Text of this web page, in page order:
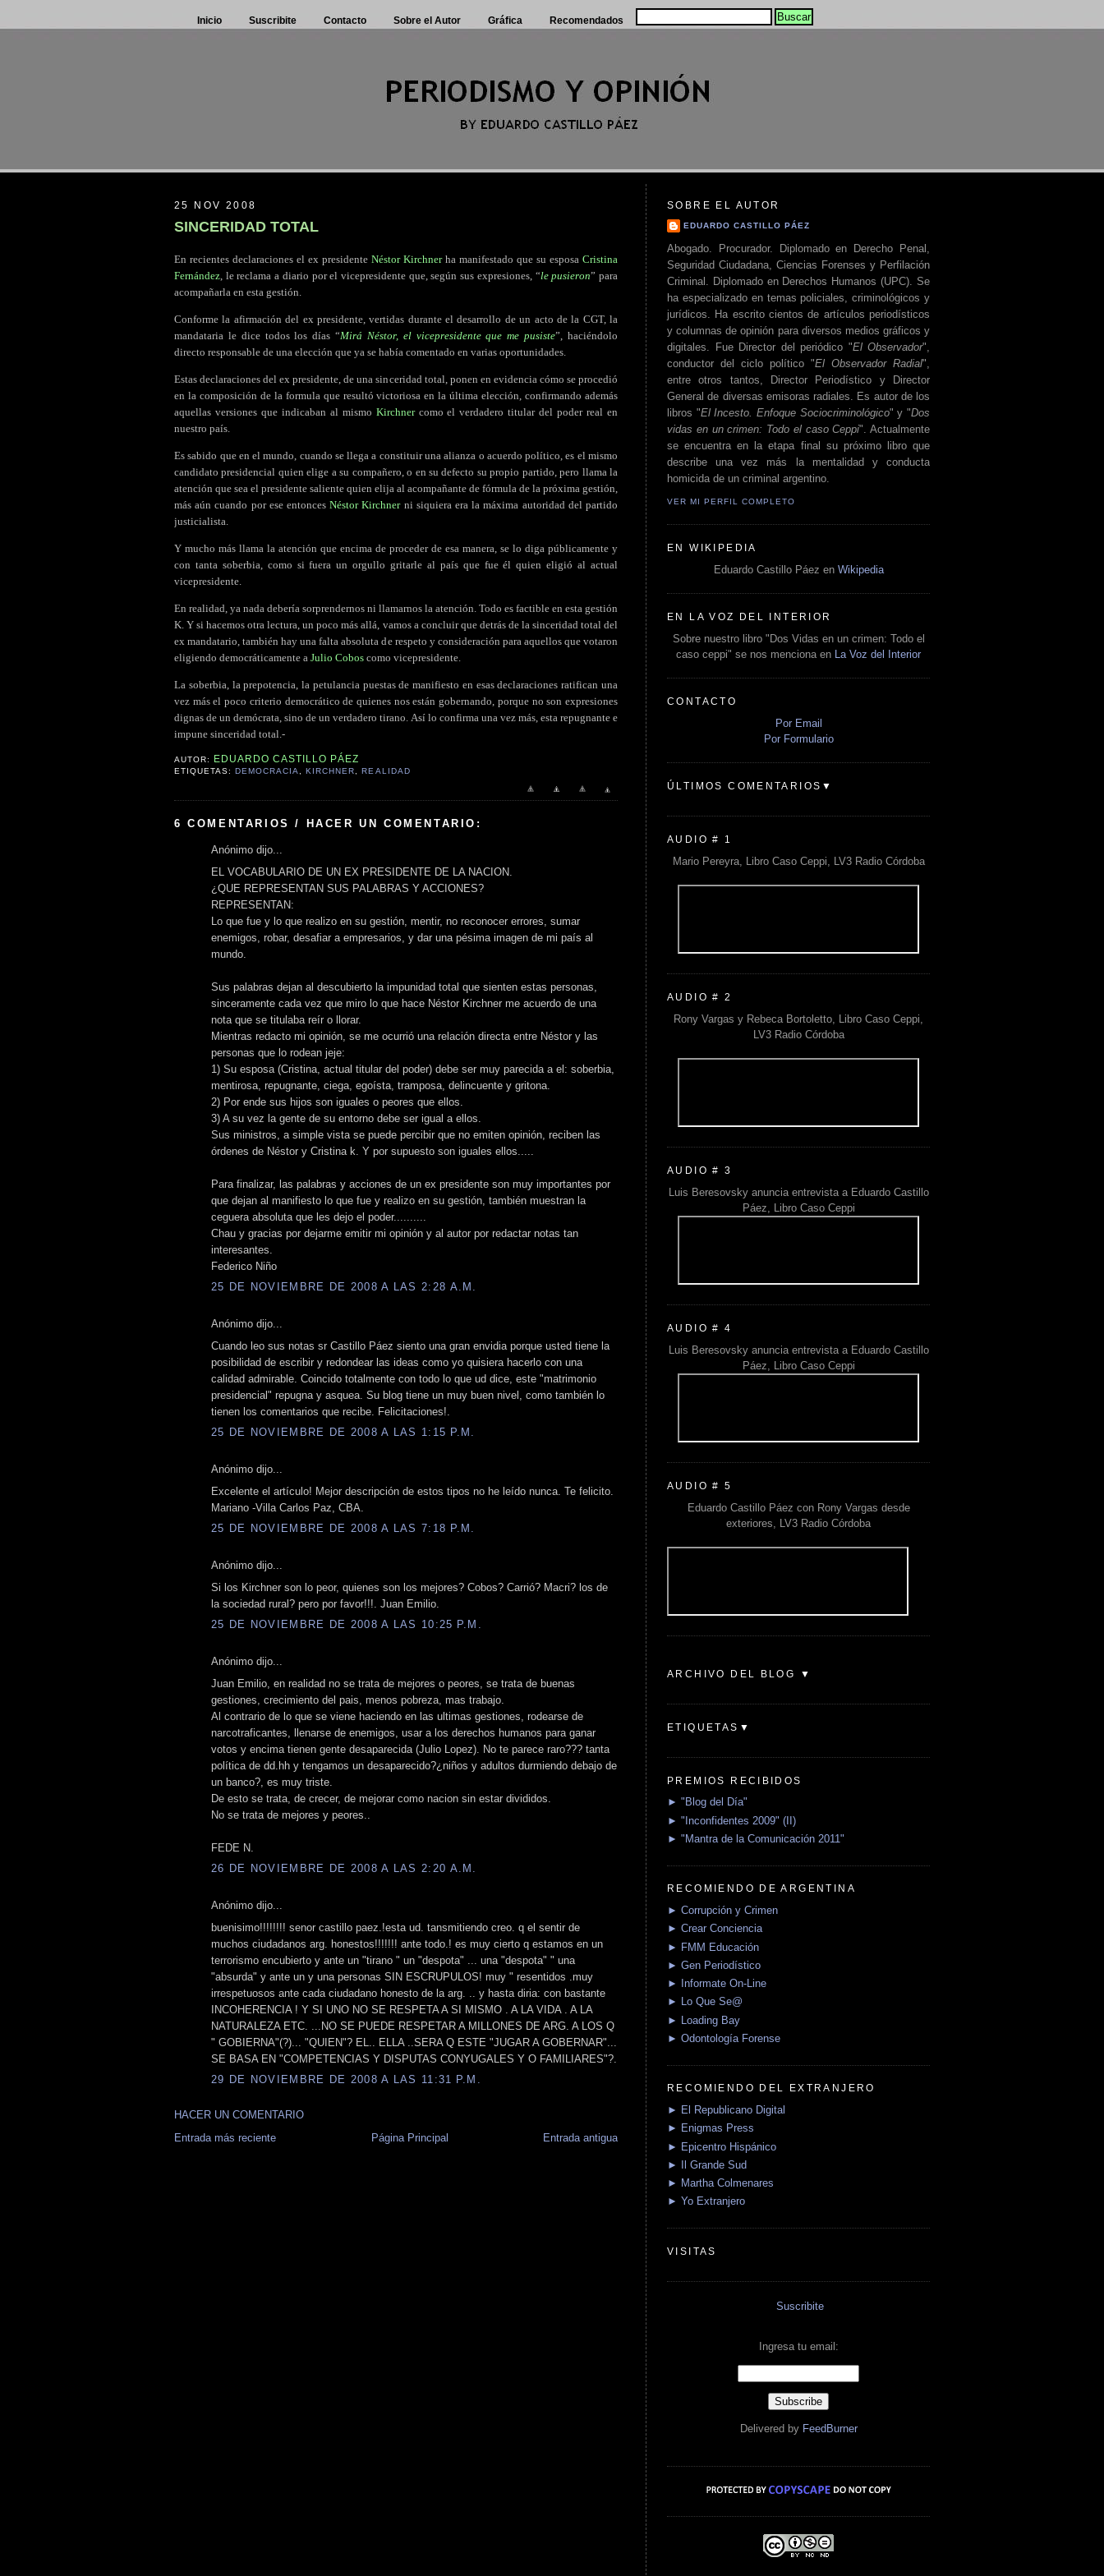
Inicio Suscribite Contacto Sobre el Autor Gráfica Recomendados
25 NOV 2008
SINCERIDAD TOTAL
En recientes declaraciones el ex presidente Néstor Kirchnerha manifestado que su esposa Cristina
Fernández, le reclama a diario por el vicepresidente que, según sus expresiones, “le pusieron” para
acompañarla en esta gestión.
Conforme la afirmación del ex presidente, vertidas durante el desarrollo de un acto de la CGT, la
mandataria le dice todos los días “Mirá Néstor, el vicepresidente que me pusiste”, haciéndolo
directo responsable de una elección que ya se había comentado en varias oportunidades.
Estas declaraciones del ex presidente, de una sinceridad total, ponen en evidencia cómo se procedió
en la composición de la formula que resultó victoriosa en la última elección, confirmando además
aquellas versiones que indicaban al mismo Kirchnercomo el verdadero titular del poder real en
nuestro país.
Es sabido que en el mundo, cuando se llega a constituir una alianza o acuerdo político, es el mismo
candidato presidencial quien elige a su compañero, o en su defecto su propio partido, pero llama la
atención que sea el presidente saliente quien elija al acompañante de fórmula de la próxima gestión,
más aún cuando por ese entoncesNéstor Kirchnerni siquiera era la máxima autoridad del partido
justicialista.
Y mucho más llama la atención que encima de proceder de esa manera, se lo diga públicamente y
con tanta soberbia, como si fuera un orgullo gritarle al país que fue él quien eligió al actual
vicepresidente.
En realidad, ya nada debería sorprendernos ni llamarnos la atención. Todo es factible en esta gestión
K. Y si hacemos otra lectura, un poco más allá, vamos a concluir que detrás de la sinceridad total del
ex mandatario, también hay una falta absoluta de respeto y consideración para aquellos que votaron
eligiendo democráticamente a Julio Cobos como vicepresidente.
La soberbia, la prepotencia, la petulancia puestas de manifiesto en esas declaraciones ratifican una
vez más el poco criterio democrático de quienes nos están gobernando, porque no son expresiones
dignas de un demócrata, sino de un verdadero tirano. Así lo confirma una vez más, esta repugnante e
impune sinceridad total.-
AUTOR: EDUARDO CASTILLO PÁEZ
ETIQUETAS: DEMOCRACIA, KIRCHNER, REALIDAD
6 COMENTARIOS / HACER UN COMENTARIO:
Anónimo dijo...
EL VOCABULARIO DE UN EX PRESIDENTE DE LA NACION.
¿QUE REPRESENTAN SUS PALABRAS Y ACCIONES?
REPRESENTAN:
Lo que fue y lo que realizo en su gestión, mentir, no reconocer errores, sumar
enemigos, robar, desafiar a empresarios, y dar una pésima imagen de mi país al
mundo.
Sus palabras dejan al descubierto la impunidad total que sienten estas personas,
sinceramente cada vez que miro lo que hace Néstor Kirchner me acuerdo de una
nota que se titulaba reír o llorar.
Mientras redacto mi opinión, se me ocurrió una relación directa entre Néstor y las
personas que lo rodean jeje:
1) Su esposa (Cristina, actual titular del poder) debe ser muy parecida a el: soberbia,
mentirosa, repugnante, ciega, egoísta, tramposa, delincuente y gritona.
2) Por ende sus hijos son iguales o peores que ellos.
3) A su vez la gente de su entorno debe ser igual a ellos.
Sus ministros, a simple vista se puede percibir que no emiten opinión, reciben las
órdenes de Néstor y Cristina k. Y por supuesto son iguales ellos.....
Para finalizar, las palabras y acciones de un ex presidente son muy importantes por
que dejan al manifiesto lo que fue y realizo en su gestión, también muestran la
ceguera absoluta que les dejo el poder..........
Chau y gracias por dejarme emitir mi opinión y al autor por redactar notas tan
interesantes.
Federico Niño
25 DE NOVIEMBRE DE 2008 A LAS 2:28 A.M.
Anónimo dijo...
Cuando leo sus notas sr Castillo Páez siento una gran envidia porque usted tiene la
posibilidad de escribir y redondear las ideas como yo quisiera hacerlo con una
calidad admirable. Coincido totalmente con todo lo que ud dice, este "matrimonio
presidencial" repugna y asquea. Su blog tiene un muy buen nivel, como también lo
tienen los comentarios que recibe. Felicitaciones!.
25 DE NOVIEMBRE DE 2008 A LAS 1:15 P.M.
Anónimo dijo...
Excelente el artículo! Mejor descripción de estos tipos no he leído nunca. Te felicito.
Mariano -Villa Carlos Paz, CBA.
25 DE NOVIEMBRE DE 2008 A LAS 7:18 P.M.
Anónimo dijo...
Si los Kirchner son lo peor, quienes son los mejores? Cobos? Carrió? Macri? los de
la sociedad rural? pero por favor!!!. Juan Emilio.
25 DE NOVIEMBRE DE 2008 A LAS 10:25 P.M.
Anónimo dijo...
Juan Emilio, en realidad no se trata de mejores o peores, se trata de buenas
gestiones, crecimiento del pais, menos pobreza, mas trabajo.
Al contrario de lo que se viene haciendo en las ultimas gestiones, rodearse de
narcotraficantes, llenarse de enemigos, usar a los derechos humanos para ganar
votos y encima tienen gente desaparecida (Julio Lopez). No te parece raro??? tanta
política de dd.hh y tengamos un desaparecido?¿niños y adultos durmiendo debajo de
un banco?, es muy triste.
De esto se trata, de crecer, de mejorar como nacion sin estar divididos.
No se trata de mejores y peores..
FEDE N.
26 DE NOVIEMBRE DE 2008 A LAS 2:20 A.M.
Anónimo dijo...
buenisimo!!!!!!!! senor castillo paez.!esta ud. tansmitiendo creo. q el sentir de
muchos ciudadanos arg. honestos!!!!!!! ante todo.! es muy cierto q estamos en un
terrorismo encubierto y ante un "tirano " un "despota" ... una "despota" " una
"absurda" y ante un y una personas SIN ESCRUPULOS! muy " resentidos .muy
irrespetuosos ante cada ciudadano honesto de la arg. .. y hasta diria: con bastante
INCOHERENCIA ! Y SI UNO NO SE RESPETA A SI MISMO . A LA VIDA . A LA
NATURALEZA ETC. ...NO SE PUEDE RESPETAR A MILLONES DE ARG. A LOS Q
" GOBIERNA"(?)... "QUIEN"? EL.. ELLA ..SERA Q ESTE "JUGAR A GOBERNAR"...
SE BASA EN "COMPETENCIAS Y DISPUTAS CONYUGALES Y O FAMILIARES"?.
29 DE NOVIEMBRE DE 2008 A LAS 11:31 P.M.
HACER UN COMENTARIO
Entrada más reciente
Entrada antigua
Página Principal
SOBRE EL AUTOR
EDUARDO CASTILLO PÁEZ
Abogado. Procurador. Diplomado en Derecho Penal,
Seguridad Ciudadana, Ciencias Forenses y Perfilación
Criminal. Diplomado en Derechos Humanos (UPC). Se
ha especializado en temas policiales, criminológicos y
jurídicos. Ha escrito cientos de artículos periodísticos
y columnas de opinión para diversos medios gráficos y
digitales. Fue Director del periódico "El Observador",
conductor del ciclo político "El Observador Radial",
entre otros tantos, Director Periodístico y Director
General de diversas emisoras radiales. Es autor de los
libros "El Incesto. Enfoque Sociocriminológico" y "Dos
vidas en un crimen: Todo el caso Ceppi". Actualmente
se encuentra en la etapa final su próximo libro que
describe una vez más la mentalidad y conducta
homicida de un criminal argentino.
VER MI PERFIL COMPLETO
EN WIKIPEDIA
Eduardo Castillo Páez en Wikipedia
EN LA VOZ DEL INTERIOR
Sobre nuestro libro "Dos Vidas en un crimen: Todo el
caso ceppi" se nos menciona en
La Voz del Interior
CONTACTO
Por Email
Por Formulario
ÚLTIMOS COMENTARIOS▼
AUDIO # 1
Mario Pereyra, Libro Caso Ceppi, LV3 Radio Córdoba
AUDIO # 2
Rony Vargas y Rebeca Bortoletto, Libro Caso Ceppi,
LV3 Radio Córdoba
AUDIO # 3
Luis Beresovsky anuncia entrevista a Eduardo Castillo
Páez, Libro Caso Ceppi
AUDIO # 4
Luis Beresovsky anuncia entrevista a Eduardo Castillo
Páez, Libro Caso Ceppi
AUDIO # 5
Eduardo Castillo Páez con Rony Vargas desde
exteriores, LV3 Radio Córdoba
ARCHIVO DEL BLOG ▼
ETIQUETAS▼
PREMIOS RECIBIDOS
► "Blog del Día"
► "Inconfidentes 2009" (II)
► "Mantra de la Comunicación 2011"
RECOMIENDO DE ARGENTINA
► Corrupción y Crimen
► Crear Conciencia
► FMM Educación
► Gen Periodístico
► Informate On-Line
► Lo Que Se@
► Loading Bay
► Odontología Forense
RECOMIENDO DEL EXTRANJERO
► El Republicano Digital
► Enigmas Press
► Epicentro Hispánico
► Il Grande Sud
► Martha Colmenares
► Yo Extranjero
VISITAS
Suscribite
Ingresa tu email:
Delivered by FeedBurner